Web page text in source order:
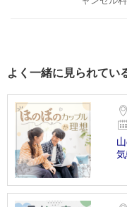
よく一緒に見られてい